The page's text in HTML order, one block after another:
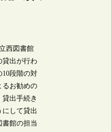
西図書館
貸出が行わ
10段階の対
るお勧めの
出手続き
して貸出
館の担当